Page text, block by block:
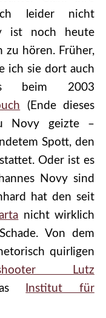
leider nicht
ist noch heute
zu hören. Früher,
ich sie dort auch
beim 2003
(Ende dieses
Novy geizte –
Spott, den
Oder ist es
Novy sind
hat den seit
nicht wirklich
Von dem
quirligen
Lutz
Institut für